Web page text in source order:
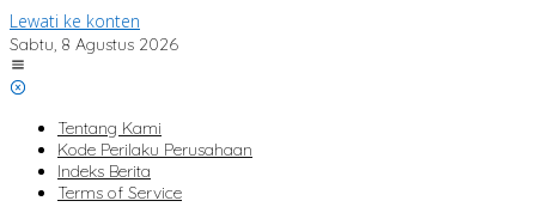
Lewati ke konten
Sabtu, 8 Agustus 2026
Tentang Kami
Kode Perilaku Perusahaan
Indeks Berita
Terms of Service